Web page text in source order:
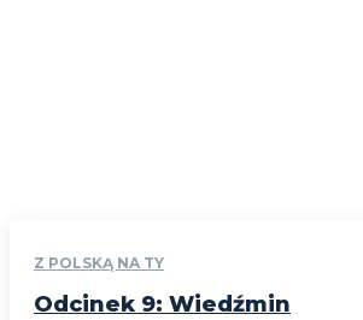
Z POLSKĄ NA TY
Odcinek 9: Wiedźmin